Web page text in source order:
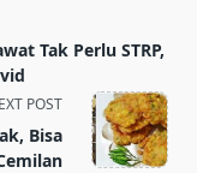
Tak Perlu STRP,
POST
Bisa